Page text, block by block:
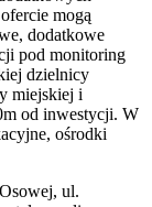
mogą
dodatkowe
pod monitoring
dzielnicy
miejskiej i
od inwestycji. W
ośrodki
ul.